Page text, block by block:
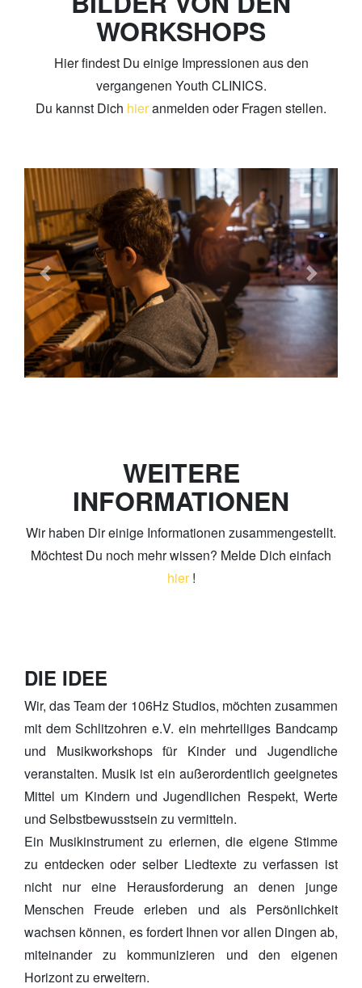
WORKSHOPS
Hier findest Du einige Impressionen aus den
vergangenen Youth CLINICS.
Du kannst Dich hieranmelden oder Fragen stellen.
Previous Next
WEITERE
INFORMATIONEN
Wir haben Dir einige Informationen zusammengestellt.
Möchtest Du noch mehr wissen? Melde Dich einfach
hier!
DIE IDEE
Wir, das Team der 106Hz Studios, möchten zusammen
mit dem Schlitzohren e.V. ein mehrteiliges Bandcamp
und Musikworkshops für Kinder und Jugendliche
veranstalten. Musik ist ein außerordentlich geeignetes
Mittel um Kindern und Jugendlichen Respekt, Werte
und Selbstbewusstsein zu vermitteln.
Ein Musikinstrument zu erlernen, die eigene Stimme
zu entdecken oder selber Liedtexte zu verfassen ist
nicht nur eine Herausforderung an denen junge
Menschen Freude erleben und als Persönlichkeit
wachsen können, es fordert Ihnen vor allen Dingen ab,
miteinander zu kommunizieren und den eigenen
Horizont zu erweitern.